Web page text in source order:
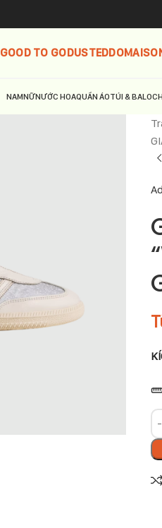
GOOD TO GODUSTED
NAMNỮNƯỚC HOAQUẦN ÁOTÚI & BALO